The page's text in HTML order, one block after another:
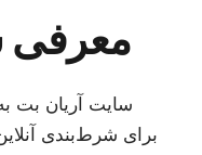
معرفی
سایت آریان بت
برای شرط‌بندی